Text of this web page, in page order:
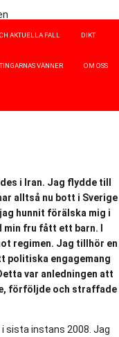
AKTUELLA FALL DIKT
VÄNNER OM OSS
i Iran. Jag flydde till
alltså nu bott i Sverige
hunnit förälska mig i
fru fått ett barn. I
regimen. Jag tillhör en
politiska engagemang
var anledningen att
förföljde och straffade
sista instans 2008. Jag